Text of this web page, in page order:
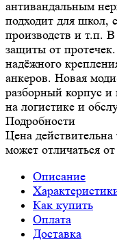
антивандальным
подходит для школ,
производств и т.п.
защиты от
надёжного
анкеров. Новая
разборный корпус и
на логистике и
Подробности
Цена действительна
может отличаться
Описание
Как купить
Оплата
Доставка